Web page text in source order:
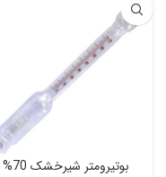
بوتیرومتر شیرخشک 70%